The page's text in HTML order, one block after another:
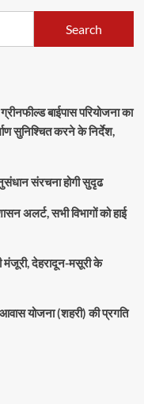
Search
बाईपास परियोजना का
सुनिश्चित करने के निर्देश,
संरचना होगी सुदृढ
अलर्ट, सभी विभागों को हाई
मंजूरी, देहरादून-मसूरी के
योजना (शहरी) की प्रगति